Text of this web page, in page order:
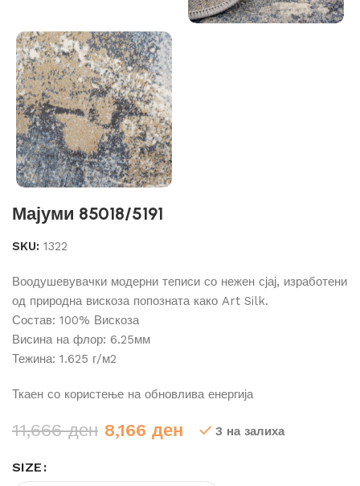
Мајуми 85018/5191
SKU: 1322
Воодушевувачки модерни теписи со нежен сјај, изработени
од природна вискоза попозната како Art Silk.
Состав: 100% Вискоза
Висина на флор: 6.25мм
Тежина: 1.625 г/м2
Ткаен со користење на обновлива енергија
11,666ден Original
8,166 ден Current
3 на залиха
SIZE